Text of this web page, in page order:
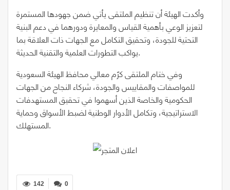
وأكدت الهيئة أن تنظيم الملتقى يأتي ضمن جهودها المستمرة
لتعزيز الوعي بأهمية القياس والمعايرة ودورهما في دعم البنية
التحتية للجودة، وتحقيق التكامل مع الجهات ذات العلاقة بما
يواكب التطورات العلمية والتقنية الحديثة.
وفي ختام الملتقى كرّم معالي محافظ الهيئة السعودية
للمواصفات والمقاييس والجودة، شركاء النجاح من الجهات
الحكومية والخاصة الذين أسهموا في تحقيق المستهدفات
الاستراتيجية، وتكامل الأدوار الوطنية لضبط الأسواق وحماية
المستهلك.
0
142